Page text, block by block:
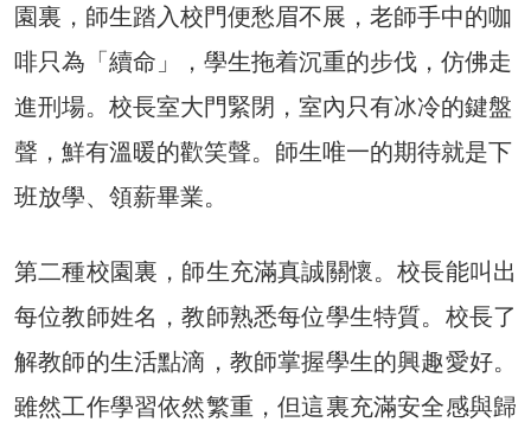
園裏，師生踏入校門便愁眉不展，老師手中的咖
啡只為「續命」，學生拖着沉重的步伐，仿佛走
進刑場。校長室大門緊閉，室內只有冰冷的鍵盤
聲，鮮有溫暖的歡笑聲。師生唯一的期待就是下
班放學、領薪畢業。
第二種校園裏，師生充滿真誠關懷。校長能叫出
每位教師姓名，教師熟悉每位學生特質。校長了
解教師的生活點滴，教師掌握學生的興趣愛好。
雖然工作學習依然繁重，但這裏充滿安全感與歸